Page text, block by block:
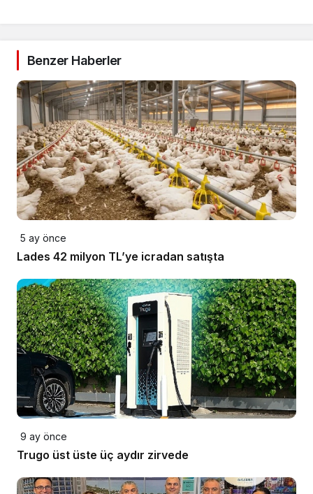
Benzer Haberler
5 ay önce
Lades 42 milyon TL’ye icradan satışta
9 ay önce
Trugo üst üste üç aydır zirvede